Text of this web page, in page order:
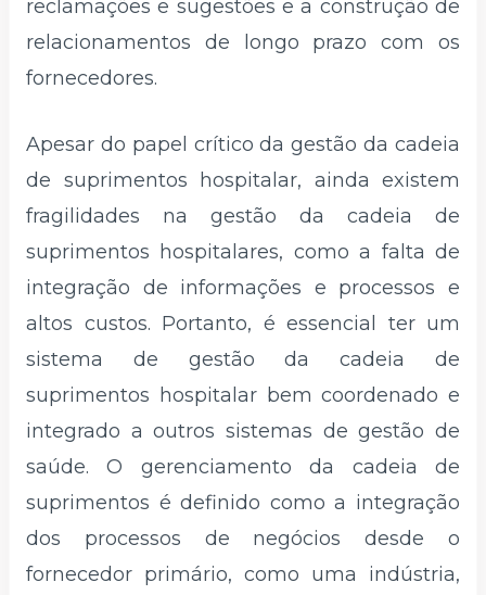
reclamações e sugestões e a construção de
relacionamentos de longo prazo com os
fornecedores.
Apesar do papel crítico da gestão da cadeia
de suprimentos hospitalar, ainda existem
fragilidades na gestão da cadeia de
suprimentos hospitalares, como a falta de
integração de informações e processos e
altos custos. Portanto, é essencial ter um
sistema de gestão da cadeia de
suprimentos hospitalar bem coordenado e
integrado a outros sistemas de gestão de
saúde. O gerenciamento da cadeia de
suprimentos é definido como a integração
dos processos de negócios desde o
fornecedor primário, como uma indústria,